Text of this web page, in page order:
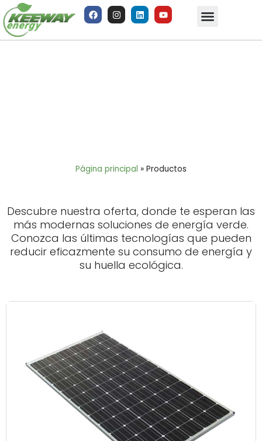
Página principal » Productos
Descubre nuestra oferta, donde te esperan las
más modernas soluciones de energía verde.
Conozca las últimas tecnologías que pueden
reducir eficazmente su consumo de energía y
su huella ecológica.